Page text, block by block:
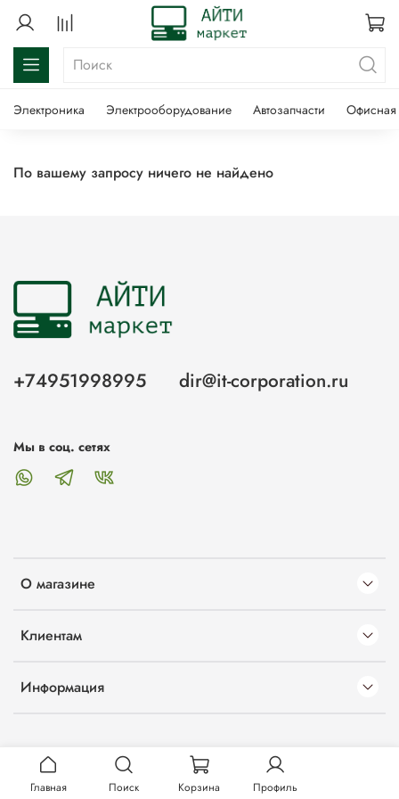
Электроника Электрооборудование Автозапчасти Офисная
По вашему запросу ничего не найдено
О магазине
Клиентам
Информация
+74951998995 dir@it-corporation.ru
Мы в соц. сетях
Главная Поиск Корзина Профиль